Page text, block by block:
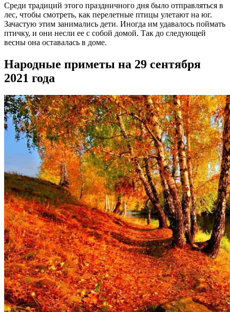
Среди традиций этого праздничного дня было отправляться в
лес, чтобы смотреть, как перелетные птицы улетают на юг.
Зачастую этим занимались дети. Иногда им удавалось поймать
птичку, и они несли ее с собой домой. Так до следующей
весны она оставалась в доме.
Народные приметы на 29 сентября
2021 года